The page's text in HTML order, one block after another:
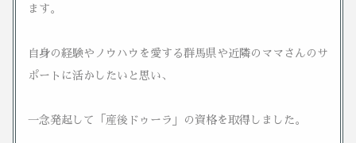
ます。
自身の経験やノウハウを愛する群馬県や近隣のママさんのサ
ポートに活かしたいと思い、
一念発起して「産後ドゥーラ」の資格を取得しました。